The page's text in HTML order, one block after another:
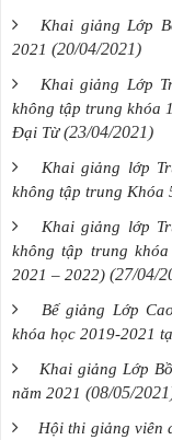
Khai giảng Lớp
2021 (20/04/2021)
Khai giảng Lớp
không tập trung khóa
Đại Từ (23/04/2021)
Khai giảng lớp
không tập trung Khóa
Khai giảng lớp
không tập trung
2021 – 2022) (27/04/
Bế giảng Lớp
khóa học 2019-2021
Khai giảng Lớp
năm 2021 (08/05/
Hội thi giảng viên